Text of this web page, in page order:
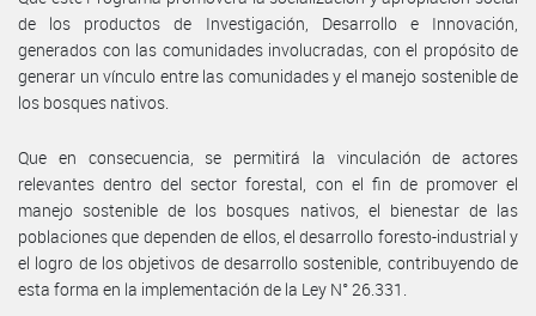
de los productos de Investigación, Desarrollo e Innovación,
generados con las comunidades involucradas, con el propósito de
generar un vínculo entre las comunidades y el manejo sostenible de
los bosques nativos.
Que en consecuencia, se permitirá la vinculación de actores
relevantes dentro del sector forestal, con el fin de promover el
manejo sostenible de los bosques nativos, el bienestar de las
poblaciones que dependen de ellos, el desarrollo foresto-industrial y
el logro de los objetivos de desarrollo sostenible, contribuyendo de
esta forma en la implementación de la Ley N° 26.331.